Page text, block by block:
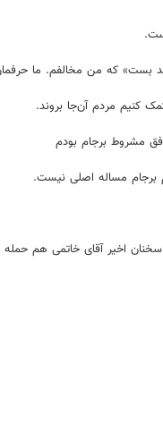
بست» که من مخالفم. ما
کنیم مردم آن‌جا بروند.
مشروط برجام بودم
برجام مساله اصلی نیست.
اخیر آقای خاتمی هم حمله